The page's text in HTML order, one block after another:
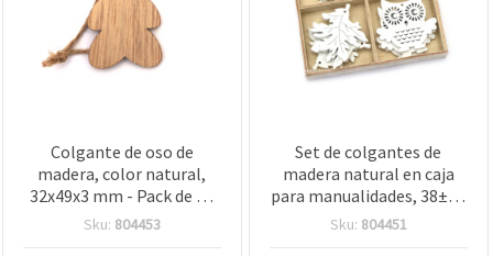
Colgante de oso de
madera, color natural,
32x49x3 mm - Pack de 10
uds
Sku: 804453
Set de colgantes de
madera natural en caja
para manualidades, 38±55
x 40±50 x 4 mm, 4 diseños
Sku: 804451